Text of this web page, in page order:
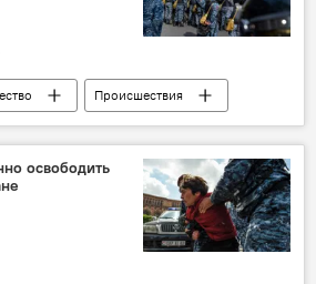
Происшествия
преступление
протеста
освободить